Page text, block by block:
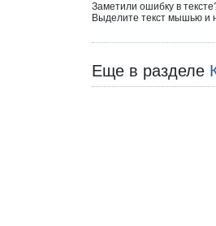
Заметили ошибку в
Выделите текст мышью и
Еще в разделе